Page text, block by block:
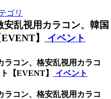
ゴリ
乱視用カラコン、韓国
】
イベント
ラコン、格安乱視用カラコ
【EVENT】
イベント
ラコン、格安乱視用カラコ